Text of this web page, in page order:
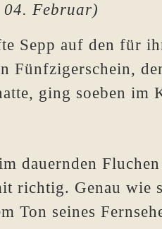
04. Februar)
Sepp auf den für
Fünfzigerschein,
ging soeben
dauernden
richtig. Genau wie
Ton seines